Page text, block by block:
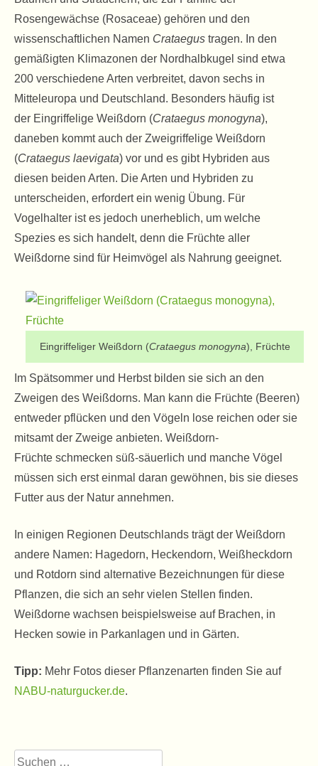
Rosengewächse (Rosaceae) gehören und den
wissenschaftlichen Namen Crataegus tragen. In den
gemäßigten Klimazonen der Nordhalbkugel sind etwa
200 verschiedene Arten verbreitet, davon sechs in
Mitteleuropa und Deutschland. Besonders häufig ist
der Eingriffelige Weißdorn (Crataegus monogyna),
daneben kommt auch der Zweigriffelige Weißdorn
(Crataegus laevigata) vor und es gibt Hybriden aus
diesen beiden Arten. Die Arten und Hybriden zu
unterscheiden, erfordert ein wenig Übung. Für
Vogelhalter ist es jedoch unerheblich, um welche
Spezies es sich handelt, denn die Früchte aller
Weißdorne sind für Heimvögel als Nahrung geeignet.
Eingriffeliger Weißdorn (Crataegus monogyna), Früchte
Im Spätsommer und Herbst bilden sie sich an den
Zweigen des Weißdorns. Man kann die Früchte (Beeren)
entweder pflücken und den Vögeln lose reichen oder sie
mitsamt der Zweige anbieten. Weißdorn-
Früchte schmecken süß-säuerlich und manche Vögel
müssen sich erst einmal daran gewöhnen, bis sie dieses
Futter aus der Natur annehmen.
In einigen Regionen Deutschlands trägt der Weißdorn
andere Namen: Hagedorn, Heckendorn, Weißheckdorn
und Rotdorn sind alternative Bezeichnungen für diese
Pflanzen, die sich an sehr vielen Stellen finden.
Weißdorne wachsen beispielsweise auf Brachen, in
Hecken sowie in Parkanlagen und in Gärten.
Tipp: Mehr Fotos dieser Pflanzenarten finden Sie auf
NABU-naturgucker.de.
Suchen